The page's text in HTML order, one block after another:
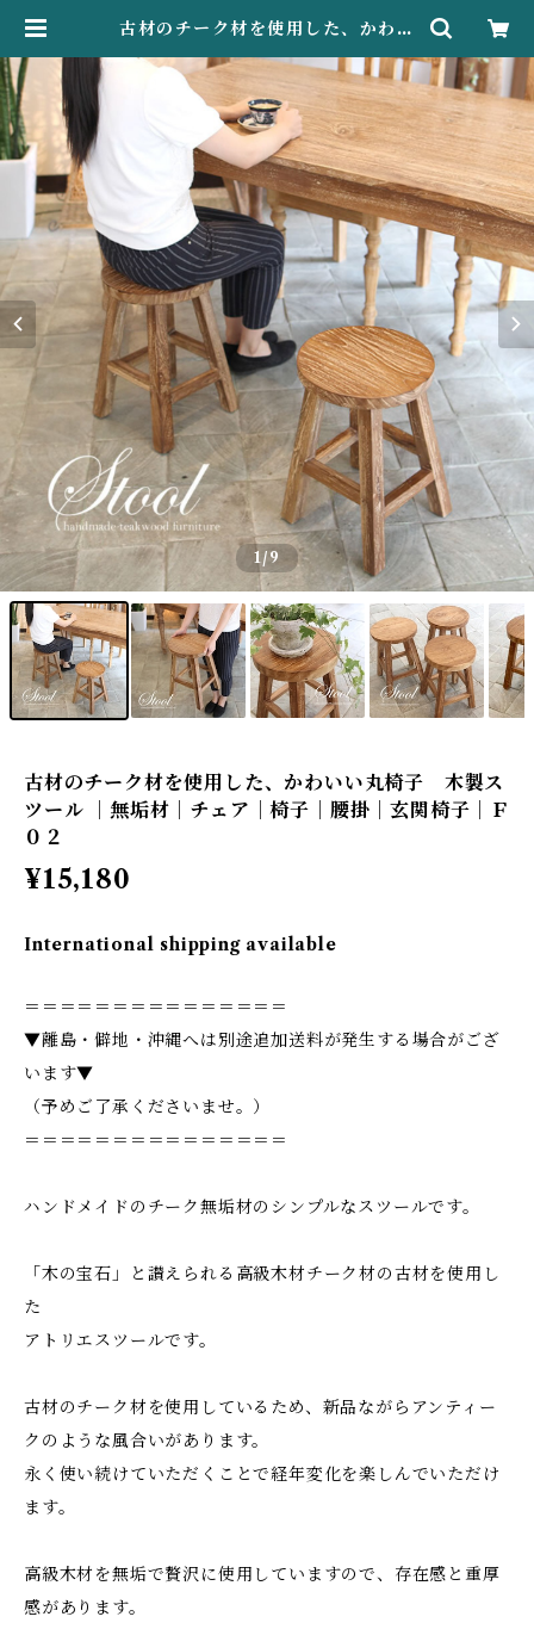
古材のチーク材を使用した、かわい
チェア｜椅子｜腰掛｜玄関椅子｜Ｆ
０２ | CITA-CITA アタ専門店
1/9
古材のチーク材を使用した、かわいい丸椅子 木製ス
ツール ｜無垢材｜チェア｜椅子｜腰掛｜玄関椅子｜Ｆ
０２
¥15,180
International shipping available
＝＝＝＝＝＝＝＝＝＝＝＝＝＝＝
▼離島・僻地・沖縄へは別途追加送料が発生する場合がござ
います▼
（予めご了承くださいませ。）
＝＝＝＝＝＝＝＝＝＝＝＝＝＝＝
ハンドメイドのチーク無垢材のシンプルなスツールです。
「木の宝石」と讃えられる高級木材チーク材の古材を使用し
た
アトリエスツールです。
古材のチーク材を使用しているため、新品ながらアンティー
クのような風合いがあります。
永く使い続けていただくことで経年変化を楽しんでいただけ
ます。
高級木材を無垢で贅沢に使用していますので、存在感と重厚
感があります。